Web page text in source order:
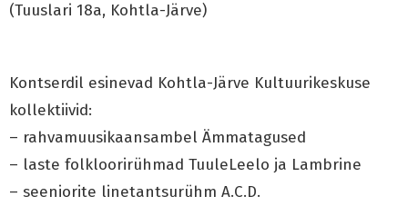
(Tuuslari 18a, Kohtla-Järve)
Kontserdil esinevad Kohtla-Järve Kultuurikeskuse
kollektiivid:
– rahvamuusikaansambel Ämmatagused
– laste folkloorirühmad TuuleLeelo ja Lambrine
– seeniorite linetantsurühm A.C.D.